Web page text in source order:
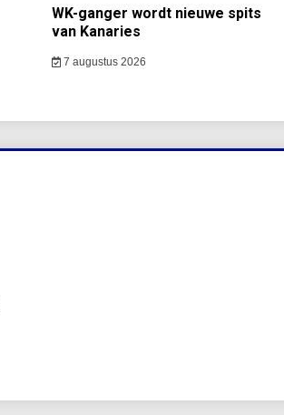
WK-ganger wordt nieuwe spits
van Kanaries
7 augustus 2026